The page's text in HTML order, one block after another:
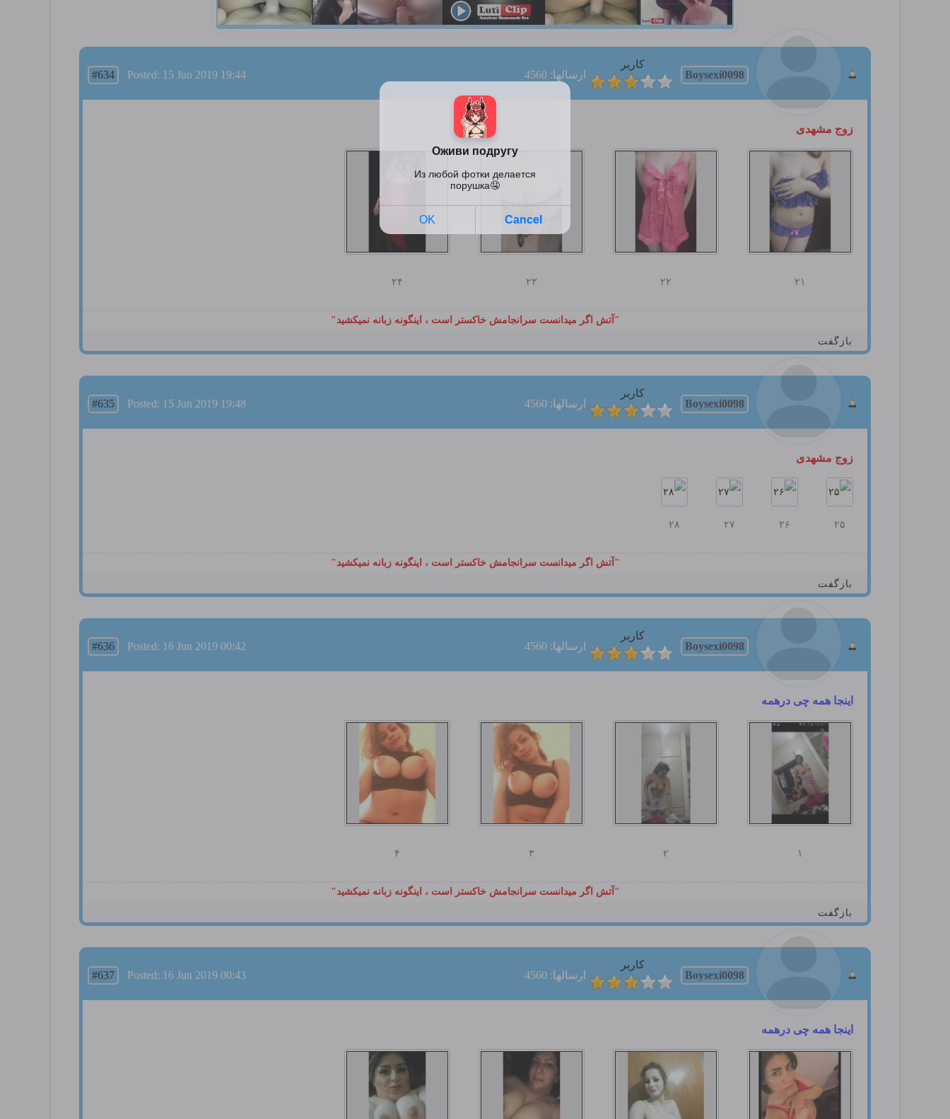
Boysexi0098
کاربر
ارسالها: 4560
#634 Posted: 15 Jun 2019 19:44
زوج مشهدی
۲۱ ۲۲ ۲۳ ۲۴
"آتش اگر ميدانست سرانجامش خاكستر است ، اينگونه زبانه نميكشيد"
بازگفت
Boysexi0098
کاربر
ارسالها: 4560
#635 Posted: 15 Jun 2019 19:48
زوج مشهدی
۲۵ ۲۶ ۲۷ ۲۸
"آتش اگر ميدانست سرانجامش خاكستر است ، اينگونه زبانه نميكشيد"
بازگفت
Boysexi0098
کاربر
ارسالها: 4560
#636 Posted: 16 Jun 2019 00:42
اینجا همه چی درهمه
۱ ۲ ۳ ۴
"آتش اگر ميدانست سرانجامش خاكستر است ، اينگونه زبانه نميكشيد"
بازگفت
Boysexi0098
کاربر
ارسالها: 4560
#637 Posted: 16 Jun 2019 00:43
اینجا همه چی درهمه